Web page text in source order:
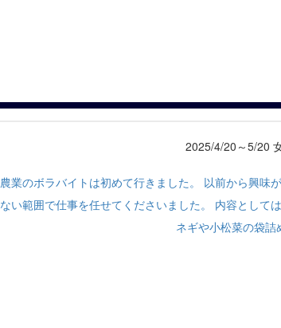
2025/4/20～5/20
農業のボラバイトは初めて行きました。 以前から興味
ない範囲で仕事を任せてくださいました。 内容として
ネギや小松菜の袋